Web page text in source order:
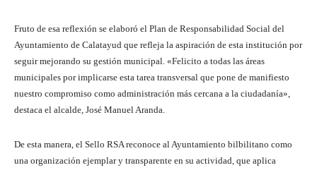
Fruto de esa reflexión se elaboró el Plan de Responsabilidad Social del
Ayuntamiento de Calatayud que refleja la aspiración de esta institución por
seguir mejorando su gestión municipal. «Felicito a todas las áreas
municipales por implicarse esta tarea transversal que pone de manifiesto
nuestro compromiso como administración más cercana a la ciudadanía»,
destaca el alcalde, José Manuel Aranda.
De esta manera, el Sello RSA reconoce al Ayuntamiento bilbilitano como
una organización ejemplar y transparente en su actividad, que aplica